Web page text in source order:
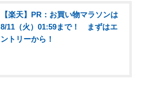
【楽天】PR：お買い物マラソンは
8/11（火）01:59まで！ まずはエ
ントリーから！